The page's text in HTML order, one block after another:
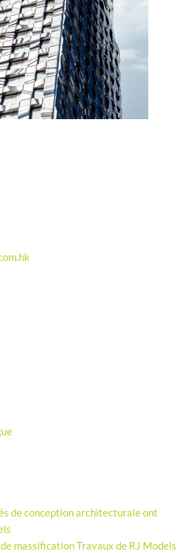
de conception architecturale ont
massification Travaux de RJ Models